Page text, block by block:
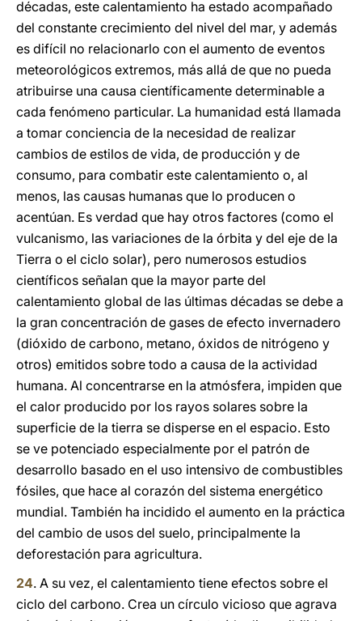
décadas, este calentamiento ha estado acompañado
del constante crecimiento del nivel del mar, y además
es difícil no relacionarlo con el aumento de eventos
meteorológicos extremos, más allá de que no pueda
atribuirse una causa científicamente determinable a
cada fenómeno particular. La humanidad está llamada
a tomar conciencia de la necesidad de realizar
cambios de estilos de vida, de producción y de
consumo, para combatir este calentamiento o, al
menos, las causas humanas que lo producen o
acentúan. Es verdad que hay otros factores (como el
vulcanismo, las variaciones de la órbita y del eje de la
Tierra o el ciclo solar), pero numerosos estudios
científicos señalan que la mayor parte del
calentamiento global de las últimas décadas se debe a
la gran concentración de gases de efecto invernadero
(dióxido de carbono, metano, óxidos de nitrógeno y
otros) emitidos sobre todo a causa de la actividad
humana. Al concentrarse en la atmósfera, impiden que
el calor producido por los rayos solares sobre la
superficie de la tierra se disperse en el espacio. Esto
se ve potenciado especialmente por el patrón de
desarrollo basado en el uso intensivo de combustibles
fósiles, que hace al corazón del sistema energético
mundial. También ha incidido el aumento en la práctica
del cambio de usos del suelo, principalmente la
deforestación para agricultura.
24. A su vez, el calentamiento tiene efectos sobre el
ciclo del carbono. Crea un círculo vicioso que agrava